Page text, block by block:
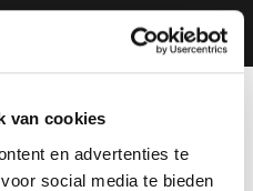
van cookies
en advertenties te
social media te bieden